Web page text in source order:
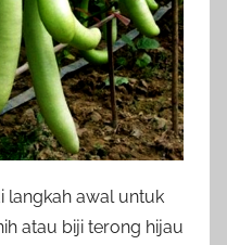
langkah awal untuk
atau biji terong hijau